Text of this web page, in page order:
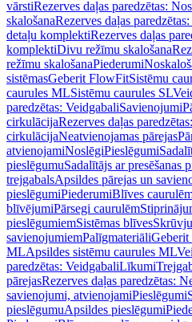
vārstiRezerves daļas paredzētas:
skalošanaRezerves daļas
detaļu komplektiRezerves daļas
komplektiDivu režīmu skalošana
režīmu skalošanaPiederumi
sistēmasGeberit FlowFitSistēmu
caurules MLSistēmu caurules SL
paredzētas: VeidgabaliSavienojumi
cirkulācijaRezerves daļas
cirkulācijaNeatvienojamas pārejas
atvienojamiNoslēgiPieslēgumi
pieslēgumuSadalītājs ar presēšanas
trejgabalsApsildes pārejas un
pieslēgumiPiederumiBlīves
blīvējumiPārsegi caurulēm
pieslēgumiemSistēmas blīves
savienojumiemPalīgmateriāliGeberit
MLApsildes sistēmu caurules ML
paredzētas: VeidgabaliLīkumi
pārejasRezerves daļas paredzētas:
savienojumi, atvienojamiPieslēgumi
pieslēgumuApsildes pieslēgumi